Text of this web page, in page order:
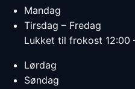
Mandag
Tirsdag – Fredag
Lukket til frokost 12:00
Lørdag
Søndag